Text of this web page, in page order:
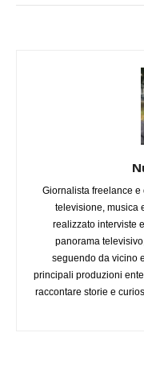
Giornalista freelance e
televisione, musica
realizzato interviste
panorama
seguendo da vicino
principali produzioni
raccontare storie e